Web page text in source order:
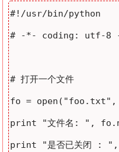
#!/usr/bin/python
# -*- coding: utf-8
# 打开一个文件
fo = open("foo.txt",
print "文件名: ",
print "是否已关闭 :